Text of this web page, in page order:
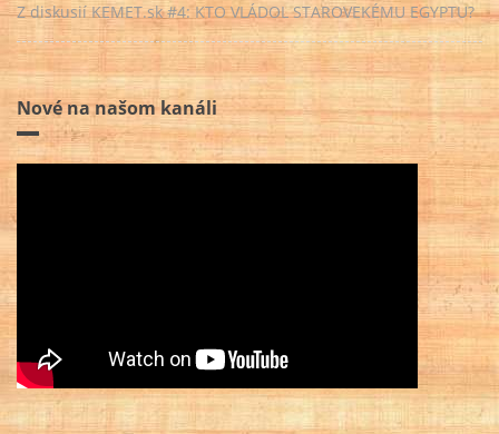
Z diskusií KEMET.sk #4: KTO VLÁDOL STAROVEKÉMU EGYPTU?
Nové na našom kanáli